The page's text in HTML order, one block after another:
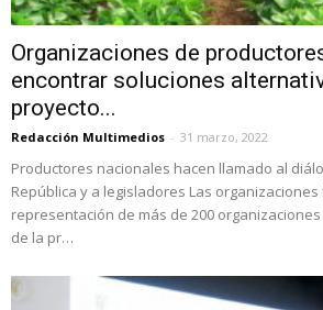
Organizaciones de
encontrar soluciones
proyecto...
Redacción Multimedios - 31 marzo, 2022
Productores nacionales hacen llamado al
República y a legisladores Las
representación de más de 200
de la pr…